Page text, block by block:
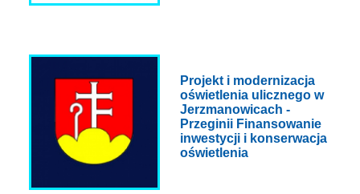
Projekt i modernizacja
oświetlenia ulicznego w
Jerzmanowicach -
Przeginii Finansowanie
inwestycji i konserwacja
oświetlenia